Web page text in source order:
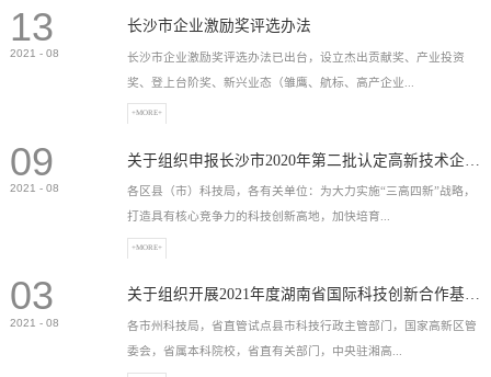
13
2021 - 08
长沙市企业激励奖评选办法
长沙市企业激励奖评选办法已出台，设立杰出贡献奖、产业投资
奖、登上台阶奖、新兴业态（雏鹰、航标、高产企业...
）奖等，最高奖励2...
+MORE+
09
2021 - 08
各区县（市）科技局，各有关单位：为大力实施“三高四新”战略，
打造具有核心竞争力的科技创新高地，加快培育...
高新技术企业，充分...
+MORE+
03
2021 - 08
关于组织开展2021年度湖南省国际科技创新合作基地申报工作的通知
各市州科技局，省直管试点县市科技行政主管部门，国家高新区管
委会，省属本科院校，省直有关部门，中央驻湘高...